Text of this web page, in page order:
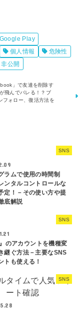
Google Play
個人情報
危険性
非公開
」で友達を削除す
飛んでバレる！？ブ
フォロー、復活方法を
SNS
ラムで使用の時間制
ンタルコントロールな
定！－その使い方や提
底解説
SNS
のアカウントを機種変
継ぐ方法－主要なSNS
トも使える！
SNS